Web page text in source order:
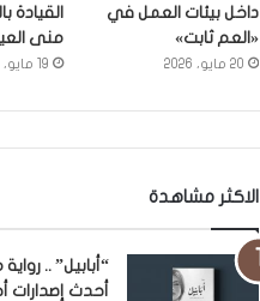
داخل بيئات العمل في
«العم ثابت»
20 مايو، 2026
القيادة
منى
19 مايو، 2026
الاكثر مشاهدة
“أبابيل” ..
أحدث إصدارات